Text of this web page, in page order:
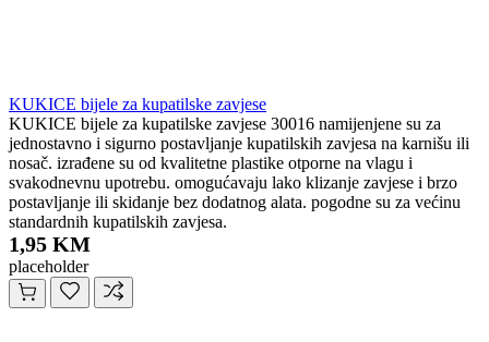
KUKICE bijele za kupatilske zavjese
KUKICE bijele za kupatilske zavjese 30016 namijenjene su za
jednostavno i sigurno postavljanje kupatilskih zavjesa na karnišu ili
nosač. izrađene su od kvalitetne plastike otporne na vlagu i
svakodnevnu upotrebu. omogućavaju lako klizanje zavjese i brzo
postavljanje ili skidanje bez dodatnog alata. pogodne su za većinu
standardnih kupatilskih zavjesa.
1,95 KM
placeholder